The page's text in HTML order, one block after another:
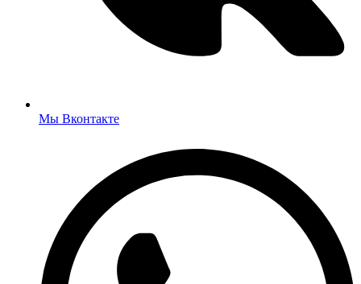
Мы Вконтакте